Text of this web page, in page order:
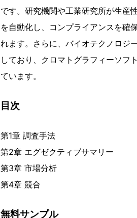
です。研究機関や工業研究所が生産
を自動化し、コンプライアンスを確
れます。さらに、バイオテクノロジ
しており、クロマトグラフィーソフ
ています。
目次
第1章 調査手法
第2章 エグゼクティブサマリー
第3章 市場分析
第4章 競合
無料サンプル